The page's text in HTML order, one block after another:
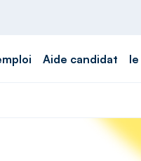
Aide candidat